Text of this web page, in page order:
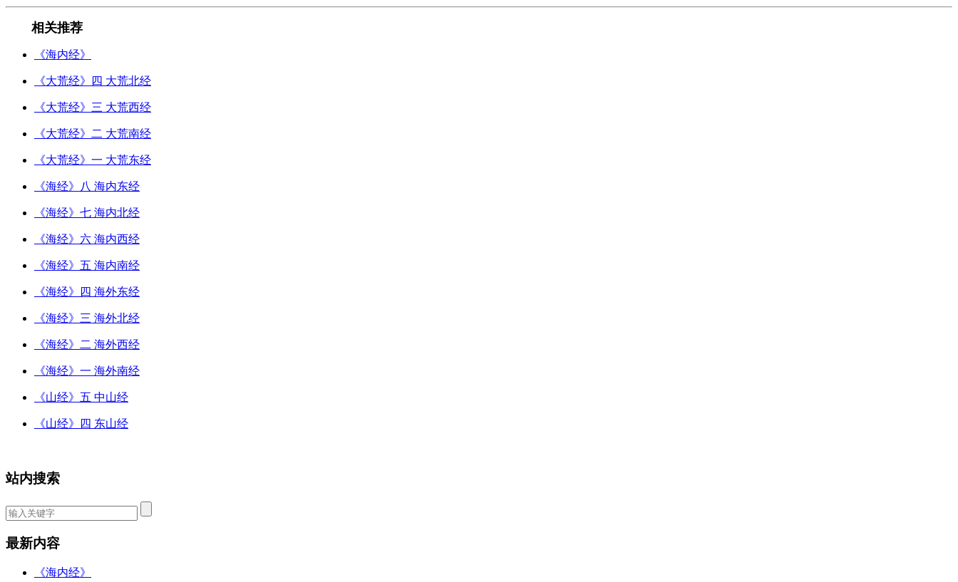
相关推荐
《海内经》
《大荒经》四 大荒北经
《大荒经》三 大荒西经
《大荒经》二 大荒南经
《大荒经》一 大荒东经
《海经》八 海内东经
《海经》七 海内北经
《海经》六 海内西经
《海经》五 海内南经
《海经》四 海外东经
《海经》三 海外北经
《海经》二 海外西经
《海经》一 海外南经
《山经》五 中山经
《山经》四 东山经
站内搜索
最新内容
《海内经》